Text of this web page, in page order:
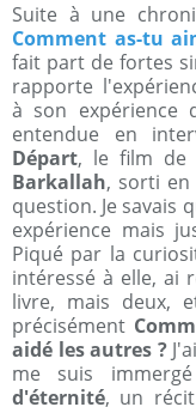
Suite à une
Comment as-tu
fait part de fortes
rapporte
à son expérience
entendue en
Départ, le film de
Barkallah, sorti en
question. Je savais
expérience mais
Piqué par la
intéressé à elle, ai
livre, mais deux,
précisément
aidé les autres ?
me suis
d'éternité, un